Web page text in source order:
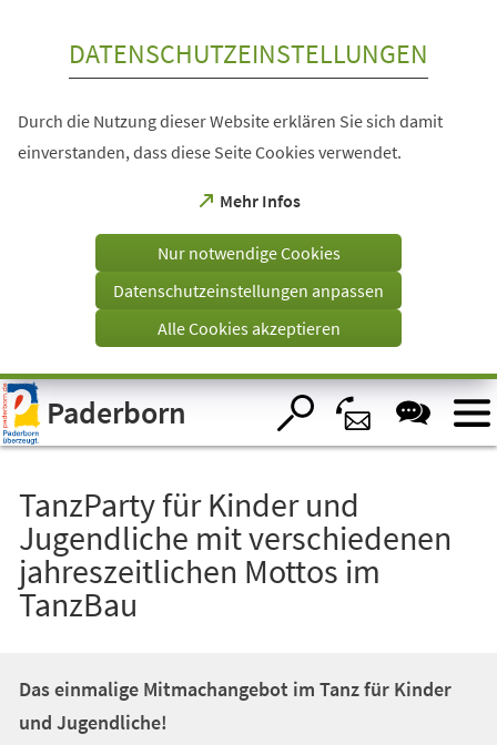
Visuelle
Assistenzsoftware
öffnen.
DATENSCHUTZEINSTELLUNGEN
Durch die Nutzung dieser Website erklären Sie sich damit
einverstanden, dass diese Seite Cookies verwendet.
Mehr Infos
(Öffnet
einem
Tab)
Nur notwendige Cookies
Datenschutzeinstellungen anpassen
Alle Cookies akzeptieren
Paderborn
TanzParty für Kinder und
Jugendliche mit verschiedenen
jahreszeitlichen Mottos im
TanzBau
Das einmalige Mitmachangebot im Tanz für Kinder
und Jugendliche!